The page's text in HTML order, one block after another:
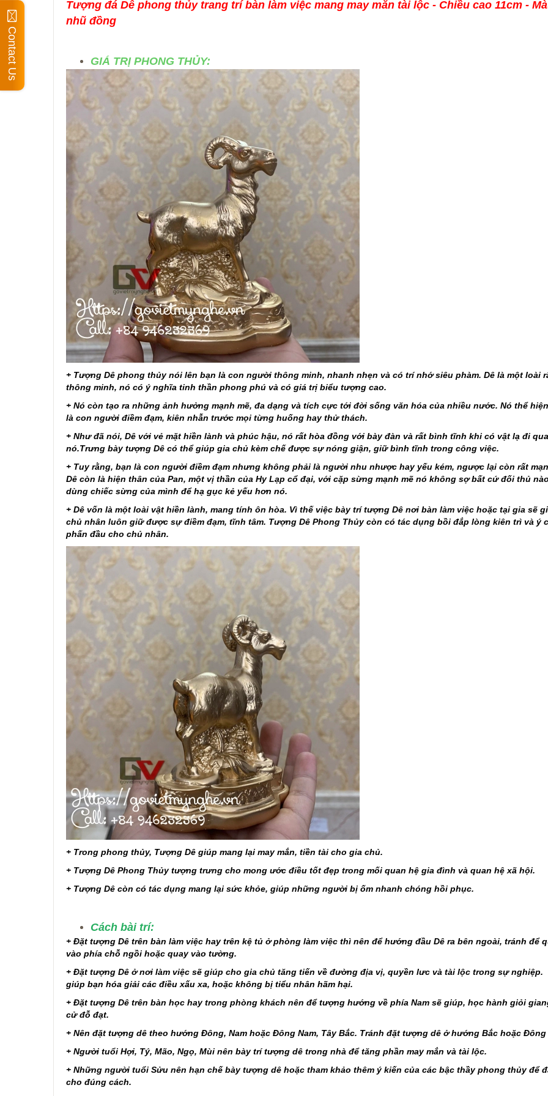
Tượng đá Dê phong thủy trang trí bàn làm việc mang may mắn tài lộc - Chiều cao 11cm -
nhũ đồng
GIÁ TRỊ PHONG THỦY:
+ Tượng Dê phong thủy nói lên bạn là con người thông minh, nhanh nhẹn và có trí nhớ siêu phàm. Dê là một loài
thông minh, nó có ý nghĩa tinh thần phong phú và có giá trị biểu tượng cao.
+ Nó còn tạo ra những ảnh hưởng mạnh mẽ, đa dạng và tích cực tới đời sống văn hóa của nhiều nước. Nó thể
là con người điềm đạm, kiên nhẫn trước mọi từng huống hay thử thách.
+ Như đã nói, Dê với vẻ mặt hiền lành và phúc hậu, nó rất hòa đồng với bày đàn và rất bình tĩnh khi có vật lạ đi qua
nó.Trưng bày tượng Dê có thể giúp gia chủ kèm chế được sự nóng giận, giữ bình tĩnh trong công việc.
+ Tuy rằng, bạn là con người điềm đạm nhưng không phải là người nhu nhược hay yếu kém, ngược lại còn rất
Dê còn là hiện thân của Pan, một vị thần của Hy Lạp cổ đại, với cặp sừng mạnh mẽ nó không sợ bất cứ đối thủ
dùng chiếc sừng của mình để hạ gục kẻ yếu hơn nó.
+ Dê vốn là một loài vật hiền lành, mang tính ôn hòa. Vì thế việc bày trí tượng Dê nơi bàn làm việc hoặc tại gia sẽ
chủ nhân luôn giữ được sự điềm đạm, tĩnh tâm. Tượng Dê Phong Thủy còn có tác dụng bồi đắp lòng kiên trì và ý
phấn đầu cho chủ nhân.
+ Trong phong thủy, Tượng Dê giúp mang lại may mắn, tiền tài cho gia chủ.
+ Tượng Dê Phong Thủy tượng trưng cho mong ước điều tốt đẹp trong mối quan hệ gia đình và quan hệ xã hội.
+ Tượng Dê còn có tác dụng mang lại sức khỏe, giúp những người bị ốm nhanh chóng hồi phục.
Cách bài trí:
+ Đặt tượng Dê trên bàn làm việc hay trên kệ tủ ở phòng làm việc thì nên để hướng đầu Dê ra bên ngoài, tránh để
vào phía chỗ ngồi hoặc quay vào tường.
+ Đặt tượng Dê ở nơi làm việc sẽ giúp cho gia chủ tăng tiến về đường địa vị, quyền lưc và tài lộc trong sự nghiệp.
giúp bạn hóa giải các điều xấu xa, hoặc không bị tiểu nhân hãm hại.
+ Đặt tượng Dê trên bàn học hay trong phòng khách nên để tượng hướng về phía Nam sẽ giúp, học hành giỏi
cử đỗ đạt.
+ Nên đặt tượng dê theo hướng Đông, Nam hoặc Đông Nam, Tây Bắc. Tránh đặt tượng dê ở hướng Bắc hoặc Đông
+ Người tuổi Hợi, Tý, Mão, Ngọ, Mùi nên bày trí tượng dê trong nhà để tăng phần may mắn và tài lộc.
+ Những người tuổi Sửu nên hạn chế bày tượng dê hoặc tham khảo thêm ý kiến của các bậc thầy phong thủy để
cho đúng cách.
Contact Us